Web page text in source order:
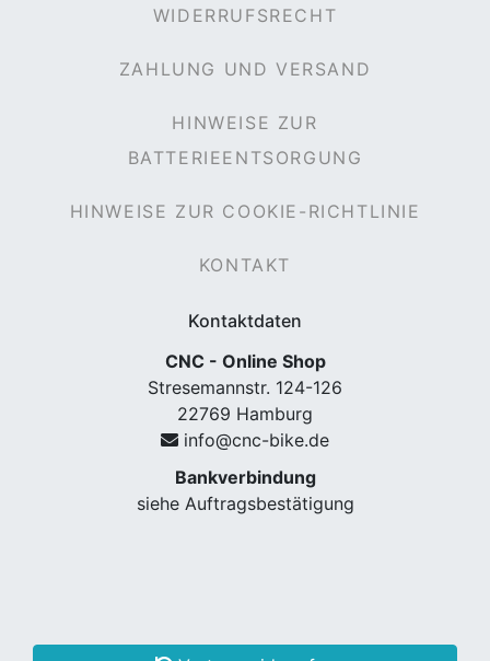
WIDERRUFSRECHT
ZAHLUNG UND VERSAND
HINWEISE ZUR
BATTERIEENTSORGUNG
HINWEISE ZUR COOKIE-RICHTLINIE
KONTAKT
Kontaktdaten
CNC - Online Shop
Stresemannstr. 124-126
22769 Hamburg
info@cnc-bike.de
Bankverbindung
siehe Auftragsbestätigung